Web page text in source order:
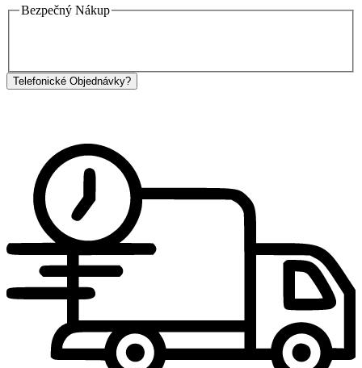
Bezpečný Nákup
Telefonické Objednávky?